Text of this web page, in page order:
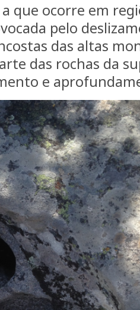
que ocorre em
pelo
das altas
das rochas da
e